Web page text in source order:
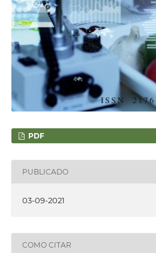
PDF
PUBLICADO
03-09-2021
COMO CITAR